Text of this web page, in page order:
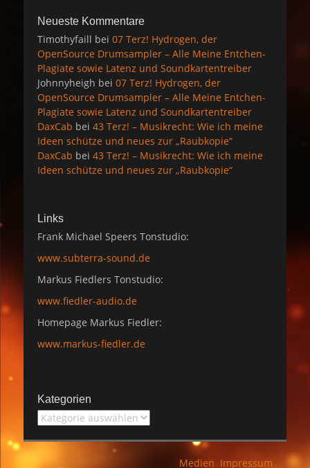
Neueste Kommentare
Timothyfaill bei 07 Terz! Hydrogen, der
OpenSource Drumsampler – Alle Meine Entchen-
Plagiate sowie Latenz und Soundkartentreiber
Johnnyheigh bei 07 Terz! Hydrogen, der
OpenSource Drumsampler – Alle Meine Entchen-
Plagiate sowie Latenz und Soundkartentreiber
DaxCab bei 43 Terz! – Musikrecht: Wie ich meine
Ideen schütze und neues zur „Raubkopie“
DaxCab bei 43 Terz! – Musikrecht: Wie ich meine
Ideen schütze und neues zur „Raubkopie“
Links
Frank Michael Speers Tonstudio:
www.subterra-sound.de
Markus Fiedlers Tonstudio:
www.fiedler-audio.de
Homepage Markus Fiedler:
www.markus-fiedler.de
Kategorien
Kategorien
Medien Impressum